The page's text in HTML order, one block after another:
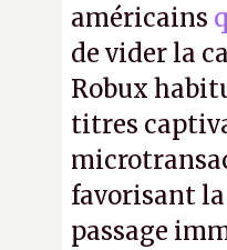
américains
de vider la
Robux
titres
favorisant
passage